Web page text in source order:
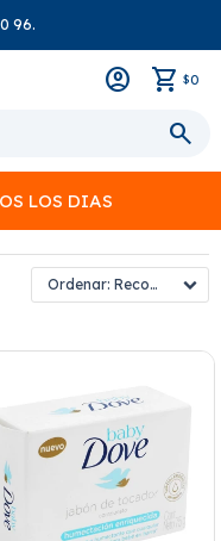
96.
$0
LOS DIAS
Recomendados